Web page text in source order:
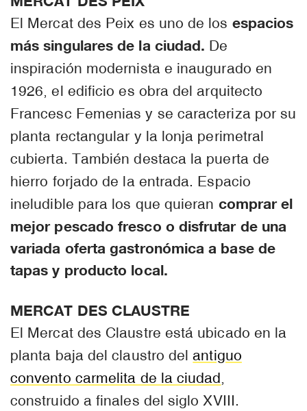
El Mercat des Peix es uno de los espacios
más singulares de la ciudad. De
inspiración modernista e inaugurado en
1926, el edificio es obra del arquitecto
Francesc Femenias y se caracteriza por su
planta rectangular y la lonja perimetral
cubierta. También destaca la puerta de
hierro forjado de la entrada. Espacio
ineludible para los que quieran comprar el
mejor pescado fresco o disfrutar de una
variada oferta gastronómica a base de
tapas y producto local.
MERCAT DES CLAUSTRE
El Mercat des Claustre está ubicado en la
planta baja del claustro delantiguo
convento carmelita de la ciudad
construido a finales del siglo XVIII.